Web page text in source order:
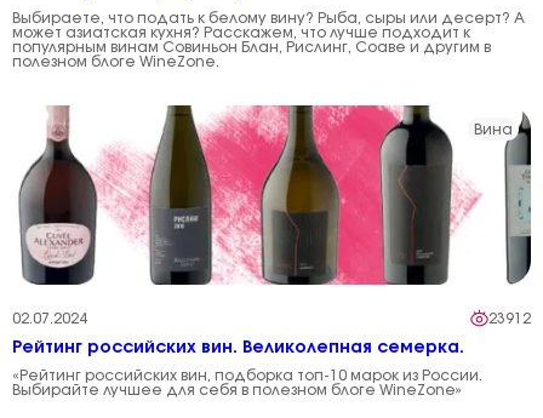
Выбираете, что подать к белому вину? Рыба, сыры или десерт? А
может азиатская кухня? Расскажем, что лучше подходит к
популярным винам Совиньон Блан, Рислинг, Соаве и другим в
полезном блоге WineZone.
Вина
02.07.2024 23912
Рейтинг российских вин. Великолепная семерка.
«Рейтинг российских вин, подборка топ-10 марок из России.
Выбирайте лучшее для себя в полезном блоге WineZone»